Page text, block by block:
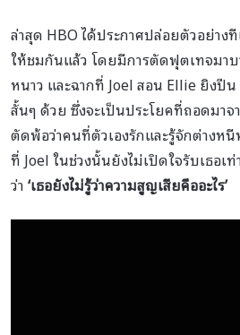
ล่าสุด HBO ได้ประกาศปล่อยตัวอย่าง
ให้ชมกันแล้ว โดยมีการตัดฟุตเทจมาบ
หนาว และฉากที่ Joel สอน Ellie ยิงปื
สั้นๆ ด้วย ซึ่งจะเป็นประโยคที่ถอดมาจ
ตัดพ้อว่าคนที่ตัวเองรักและรู้จักต่างห
ที่ Joel ในช่วงนั้นยังไม่เปิดใจรับเธอเ
ว่า‘เธอยังไม่รู้ว่าความสูญเสียคืออะไร’